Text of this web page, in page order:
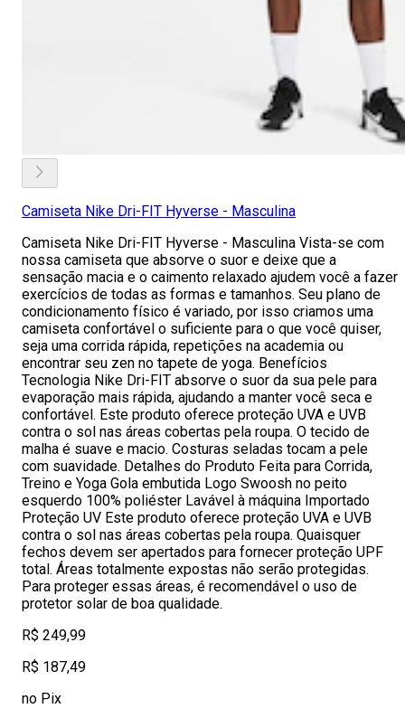
Camiseta Nike Dri-FIT Hyverse - Masculina
Camiseta Nike Dri-FIT Hyverse - Masculina Vista-se com
nossa camiseta que absorve o suor e deixe que a
sensação macia e o caimento relaxado ajudem você a fazer
exercícios de todas as formas e tamanhos. Seu plano de
condicionamento físico é variado, por isso criamos uma
camiseta confortável o suficiente para o que você quiser,
seja uma corrida rápida, repetições na academia ou
encontrar seu zen no tapete de yoga. Benefícios
Tecnologia Nike Dri-FIT absorve o suor da sua pele para
evaporação mais rápida, ajudando a manter você seca e
confortável. Este produto oferece proteção UVA e UVB
contra o sol nas áreas cobertas pela roupa. O tecido de
malha é suave e macio. Costuras seladas tocam a pele
com suavidade. Detalhes do Produto Feita para Corrida,
Treino e Yoga Gola embutida Logo Swoosh no peito
esquerdo 100% poliéster Lavável à máquina Importado
Proteção UV Este produto oferece proteção UVA e UVB
contra o sol nas áreas cobertas pela roupa. Quaisquer
fechos devem ser apertados para fornecer proteção UPF
total. Áreas totalmente expostas não serão protegidas.
Para proteger essas áreas, é recomendável o uso de
protetor solar de boa qualidade.
R$ 249,99
R$ 187,49
no Pix